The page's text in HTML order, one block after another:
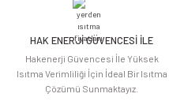
HAK ENERJİ GÜVENCESİ İLE
Hakenerji Güvencesi İle Yüksek
Isıtma Verimliliği İçin İdeal Bir Isıtma
Çözümü Sunmaktayız.